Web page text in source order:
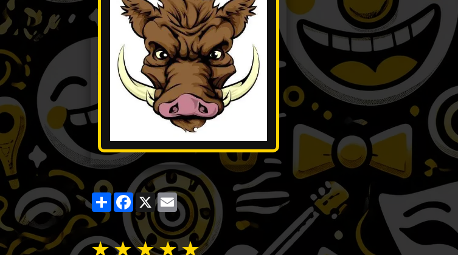
PartagerFacebook
X Email